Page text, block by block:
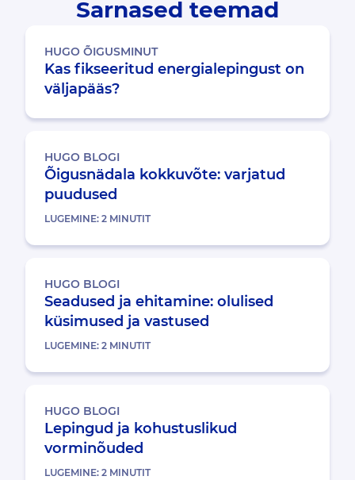
Sarnased teemad
HUGO ÕIGUSMINUT
Kas fikseeritud energialepingust on
väljapääs?
HUGO BLOGI
Õigusnädala kokkuvõte: varjatud
puudused
LUGEMINE: 2 MINUTIT
HUGO BLOGI
Seadused ja ehitamine: olulised
küsimused ja vastused
LUGEMINE: 2 MINUTIT
HUGO BLOGI
Lepingud ja kohustuslikud
vorminõuded
LUGEMINE: 2 MINUTIT